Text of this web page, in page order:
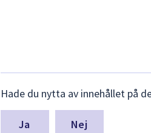
synpunkter
för
denna
Hade du nytta av innehållet på
Nej